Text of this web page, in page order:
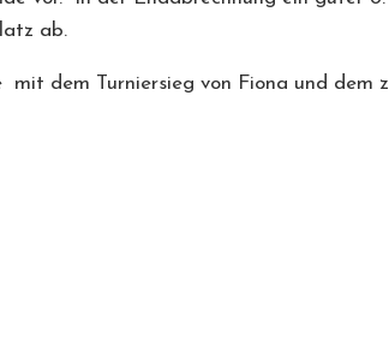
ab.
dem Turniersieg von Fiona und dem